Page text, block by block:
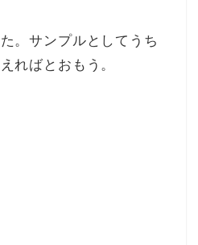
。サンプルとしてうち
ればとおもう。